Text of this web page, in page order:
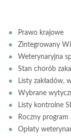
Prawo krajowe
Zintegrowany
Weterynaryjna
Stan chorób
Listy zakładów,
Wybrane
Listy kontrolne
Roczny
Opłaty